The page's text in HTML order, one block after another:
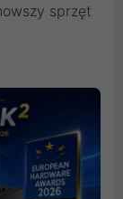
sprzęt